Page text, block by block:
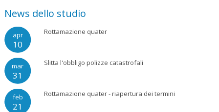
News dello studio
apr
10
Rottamazione quater
mar
31
Slitta l'obbligo polizze catastrofali
feb
21
Rottamazione quater - riapertura dei termini